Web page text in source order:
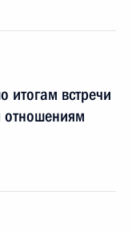
итогам встречи